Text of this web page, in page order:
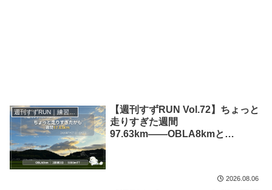
週刊すずRUN｜練習記録
【週刊すずRUN Vol.72】ちょっと
走りすぎた週間
97.63km――OBLA8kmと
2026.08.06